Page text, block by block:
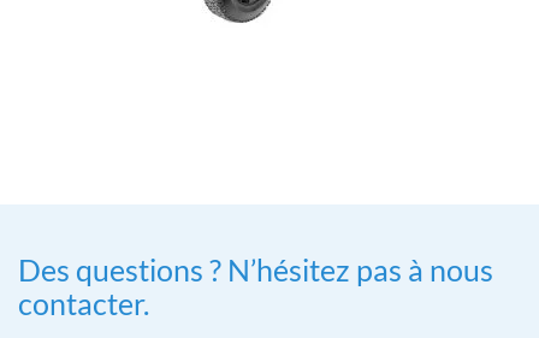
Des questions ? N’hésitez pas à nous
contacter.